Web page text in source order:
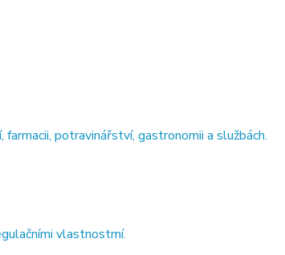
potravinářství, gastronomii a službách.
vlastnostmí.